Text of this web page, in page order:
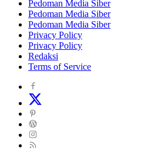
Pedoman Media Siber
Pedoman Media Siber
Pedoman Media Siber
Privacy Policy
Privacy Policy
Redaksi
Terms of Service